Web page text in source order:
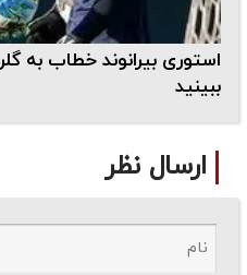
استوری بیرانوند خطاب به
ببینید
ارسال نظر